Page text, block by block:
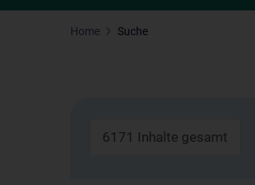
Home Suche
6171 Inhalte gesamt